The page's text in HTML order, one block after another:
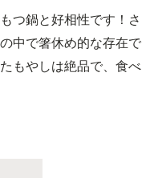
つ鍋と好相性です！さ
中で箸休め的な存在で
もやしは絶品で、食べ